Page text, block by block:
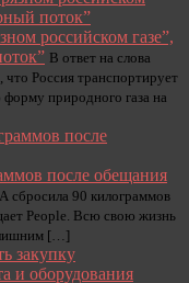
российском газе”,
В ответ на слова
Россия транспортирует
природного газа на
после обещания
90 килограммов
People. Всю свою жизнь
[…]